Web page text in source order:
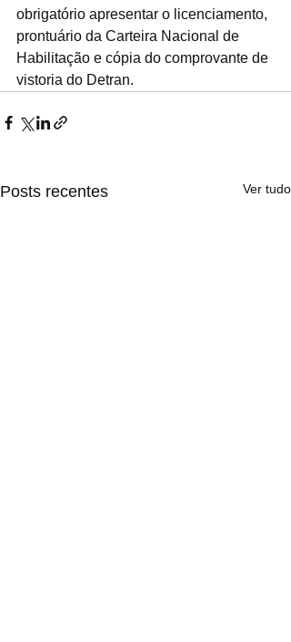
obrigatório apresentar o licenciamento,
prontuário da Carteira Nacional de
Habilitação e cópia do comprovante de
vistoria do Detran.
Posts recentes Ver tudo